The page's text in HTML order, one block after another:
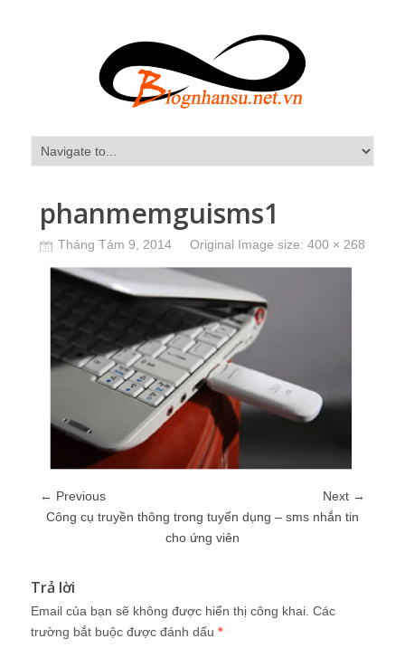
phanmemguisms1
Tháng Tám 9, 2014 Original Image size: 400 × 268
← Previous
Next →
Công cụ truyền thông trong tuyển dụng – sms nhắn tin
cho ứng viên
Trả lời
Email của bạn sẽ không được hiển thị công khai. Các
trường bắt buộc được đánh dấu *